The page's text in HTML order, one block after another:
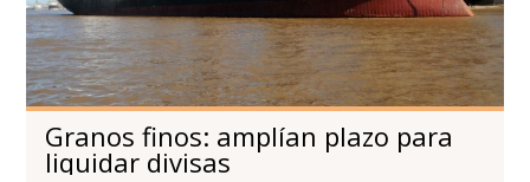
Granos finos: amplían plazo para
liquidar divisas